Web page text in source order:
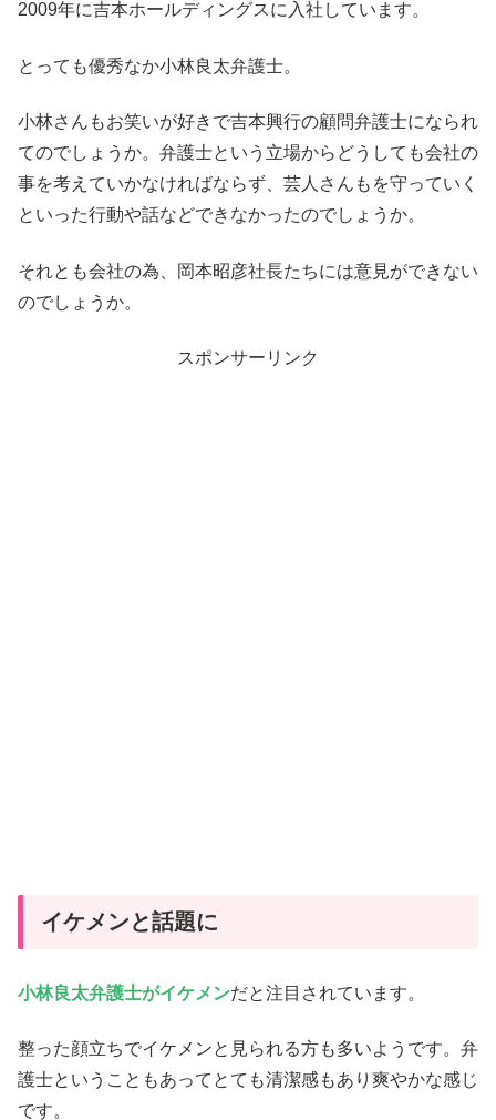
2009年に吉本ホールディングスに入社しています。
とっても優秀なか小林良太弁護士。
小林さんもお笑いが好きで吉本興行の顧問弁護士になられ
てのでしょうか。弁護士という立場からどうしても会社の
事を考えていかなければならず、芸人さんもを守っていく
といった行動や話などできなかったのでしょうか。
それとも会社の為、岡本昭彦社長たちには意見ができない
のでしょうか。
スポンサーリンク
イケメンと話題に
小林良太弁護士がイケメンだと注目されています。
整った顔立ちでイケメンと見られる方も多いようです。弁
護士ということもあってとても清潔感もあり爽やかな感じ
です。